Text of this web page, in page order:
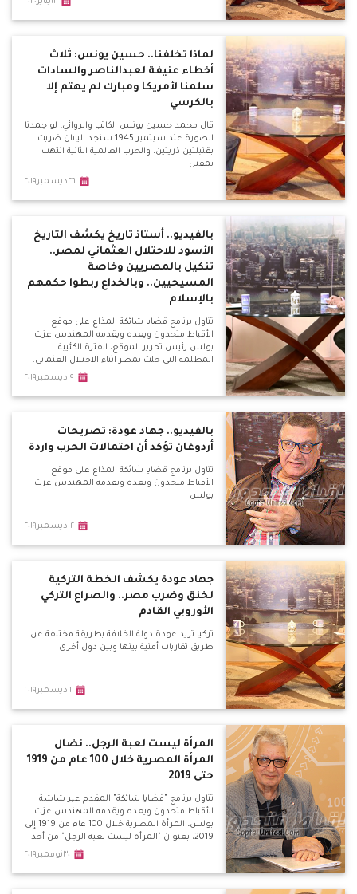
لماذا تخلفنا.. حسين يونس: ثلاث
أخطاء عنيفة لعبدالناصر والسادات
سلمنا لأمريكا ومبارك لم يهتم إلا
بالكرسي
قال محمد حسين يونس الكاتب والروائي، لو جمدنا
الصورة عند سبتمبر 1945 سنجد اليابان ضربت
بقنبلتين ذريتين، والحرب العالمية الثانية انتهت
بمقتل
٢٦ديسمبر٢٠١٩
بالفيديو.. أستاذ تاريخ يكشف التاريخ
الأسود للاحتلال العثماني لمصر..
تنكيل بالمصريين وخاصة
المسيحيين.. وبالخداع ربطوا حكمهم
بالإسلام
تناول برنامج قضايا شائكة المذاع على موقع
الأقباط متحدون ويعده ويقدمه المهندس عزت
بولس رئيس تحرير الموقع، الفترة الكئيبة
المظلمة التى حلت بمصر اثناء الاحتلال العثمانى.
١٩ديسمبر٢٠١٩
بالفيديو.. جهاد عودة: تصريحات
أردوغان تؤكد أن احتمالات الحرب واردة
تناول برنامج قضايا شائكة المذاع على موقع
الأقباط متحدون ويعده ويقدمه المهندس عزت
بولس
١٢ديسمبر٢٠١٩
جهاد عودة يكشف الخطة التركية
لخنق وضرب مصر.. والصراع التركي
الأوروبي القادم
تركيا تريد عودة دولة الخلافة بطريقة مختلفة عن
طريق تقاربات أمنية بينها وبين دول أخرى
٦ديسمبر٢٠١٩
المرأة ليست لعبة الرجل.. نضال
المرأة المصرية خلال 100 عام من 1919
حتى 2019
تناول برنامج "قضايا شائكة" المقدم عبر شاشة
الأقباط متحدون ويعده ويقدمه المهندس عزت
بولس، المرأة المصرية خلال 100 عام من 1919 إلى
2019، بعنوان "المرأة ليست لعبة الرجل" من أحد
مؤلفات الكاتب والمفكر الراحل سلامه موسى.
٣٠نوفمبر٢٠١٩